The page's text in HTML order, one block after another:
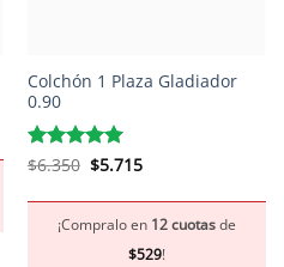
Colchón 1 Plaza Gladiador
0.90
Valorado
$6.350 El
$6.350.
$5.715El
$5.715.
¡Compralo en 12 cuotasde
$529!